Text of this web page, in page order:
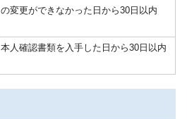
の変更ができなかった日から30日以内
本人確認書類を入手した日から30日以内